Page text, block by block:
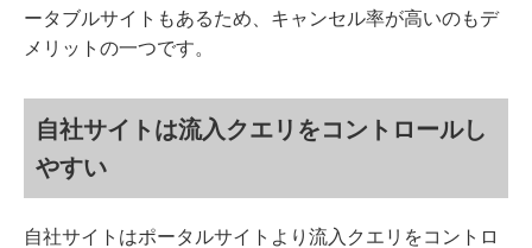
ータブルサイトもあるため、キャンセル率が高いのもデ
メリットの一つです。
自社サイトは流入クエリをコントロールし
やすい
自社サイトはポータルサイトより流入クエリをコントロ